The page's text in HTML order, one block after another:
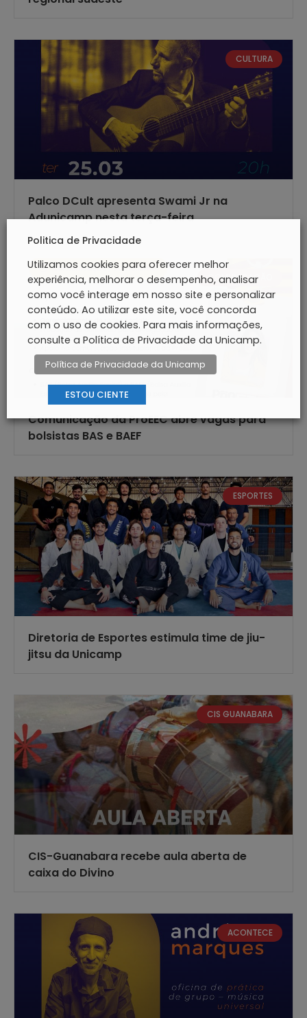
CULTURA
Palco DCult apresenta Swami Jr na
Adunicamp nesta terça-feira
COMUNICAÇÃO
Comunicação da ProEEC abre vagas para
bolsistas BAS e BAEF
ESPORTES
Diretoria de Esportes estimula time de jiu-
jitsu da Unicamp
CIS GUANABARA
CIS-Guanabara recebe aula aberta de
caixa do Divino
ACONTECE
Politica de Privacidade
Utilizamos cookies para oferecer melhor
experiência, melhorar o desempenho, analisar
como você interage em nosso site e personalizar
conteúdo. Ao utilizar este site, você concorda
com o uso de cookies. Para mais informações,
consulte a Política de Privacidade da Unicamp.
Política de Privacidade da Unicamp
ESTOU CIENTE